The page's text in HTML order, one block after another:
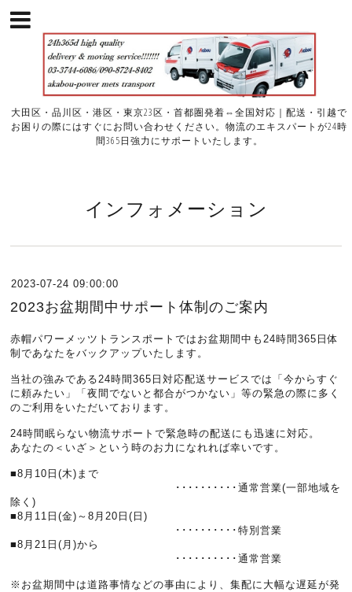
大田区・品川区・港区・東京23区・首都圏発着⇔全国対応｜配送・引越で
お困りの際にはすぐにお問い合わせください。物流のエキスパートが24時
間365日強力にサポートいたします。
インフォメーション
2023-07-24 09:00:00
2023お盆期間中サポート体制のご案内
赤帽パワーメッツトランスポートではお盆期間中も24時間365日体
制であなたをバックアップいたします。
当社の強みである24時間365日対応配送サービスでは「今からすぐ
に頼みたい」「夜間でないと都合がつかない」等の緊急の際に多く
のご利用をいただいております。
24時間眠らない物流サポートで緊急時の配送にも迅速に対応。
あなたの＜いざ＞という時のお力になれれば幸いです。
■8月10日(木)まで
･･････････通常営業(一部地域を
除く)
■8月11日(金)～8月20日(日)
･･････････特別営業
■8月21日(月)から
･･････････通常営業
※お盆期間中は道路事情などの事由により、集配に大幅な遅延が発